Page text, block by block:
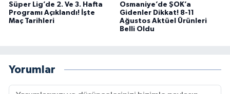
Süper Lig’de 2. Ve 3. Hafta
Programı Açıklandı! İşte
Maç Tarihleri
Osmaniye’de ŞOK’a
Gidenler Dikkat! 8-11
Ağustos Aktüel Ürünleri
Belli Oldu
Yorumlar